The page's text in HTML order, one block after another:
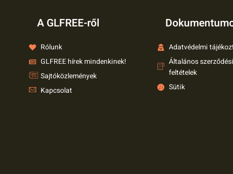
A GLFREE-ről
Rólunk
GLFREE hírek mindenkinek!
Sajtóközlemények
Kapcsolat
Adatvédelmi
Általános szerződési
feltételek
Sütik